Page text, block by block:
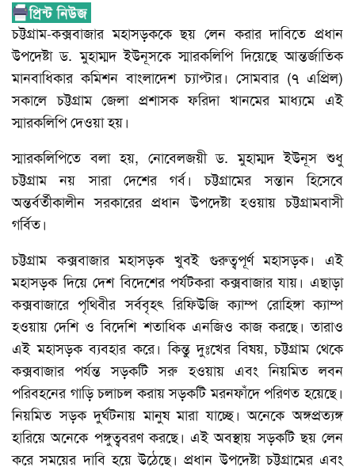
চট্টগ্রাম-কক্সবাজার মহাসড়ককে ছয় লেন করার দাবিতে প্রধান
উপদেষ্টা ড. মুহাম্মদ ইউনূসকে স্মারকলিপি দিয়েছে আন্তর্জাতিক
মানবাধিকার কমিশন বাংলাদেশ চ্যাপ্টার। সোমবার (৭ এপ্রিল)
সকালে চট্টগ্রাম জেলা প্রশাসক ফরিদা খানমের মাধ্যমে এই
স্মারকলিপি দেওয়া হয়।
স্মারকলিপিতে বলা হয়, নোবেলজয়ী ড. মুহাম্মদ ইউনূস শুধু
চট্টগ্রাম নয় সারা দেশের গর্ব। চট্টগ্রামের সন্তান হিসেবে
অন্তর্বর্তীকালীন সরকারের প্রধান উপদেষ্টা হওয়ায় চট্টগ্রামবাসী
গর্বিত।
চট্টগ্রাম কক্সবাজার মহাসড়ক খুবই গুরুত্বপূর্ণ মহাসড়ক। এই
মহাসড়ক দিয়ে দেশ বিদেশের পর্যটকরা কক্সবাজার যায়। এছাড়া
কক্সবাজারে পৃথিবীর সর্ববৃহৎ রিফিউজি ক্যাম্প রোহিঙ্গা ক্যাম্প
হওয়ায় দেশি ও বিদেশি শতাধিক এনজিও কাজ করছে। তারাও
এই মহাসড়ক ব্যবহার করে। কিন্তু দুঃখের বিষয়, চট্টগ্রাম থেকে
কক্সবাজার পর্যন্ত সড়কটি সরু হওয়ায় এবং নিয়মিত লবন
পরিবহনের গাড়ি চলাচল করায় সড়কটি মরনফাঁদে পরিণত হয়েছে।
নিয়মিত সড়ক দুর্ঘটনায় মানুষ মারা যাচ্ছে। অনেকে অঙ্গপ্রত্যঙ্গ
হারিয়ে অনেকে পঙ্গুত্ববরণ করছে। এই অবস্থায় সড়কটি ছয় লেন
করে সময়ের দাবি হয়ে উঠেছে। প্রধান উপদেষ্টা চট্টগ্রামের এবং